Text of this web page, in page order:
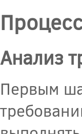
Анализ
Первым